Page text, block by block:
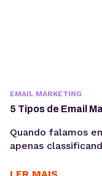
EMAIL MARKETING
5 Tipos de Email
Quando falamos
apenas
papel estratégico